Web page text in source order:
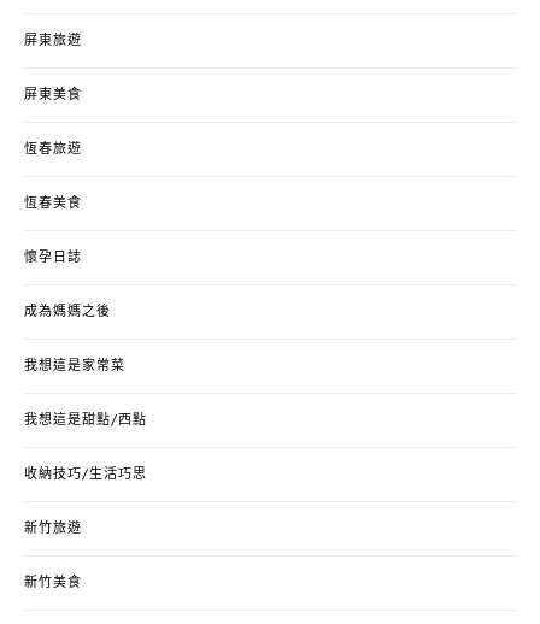
屏東旅遊
屏東美食
恆春旅遊
恆春美食
懷孕日誌
成為媽媽之後
我想這是家常菜
我想這是甜點/西點
收納技巧/生活巧思
新竹旅遊
新竹美食